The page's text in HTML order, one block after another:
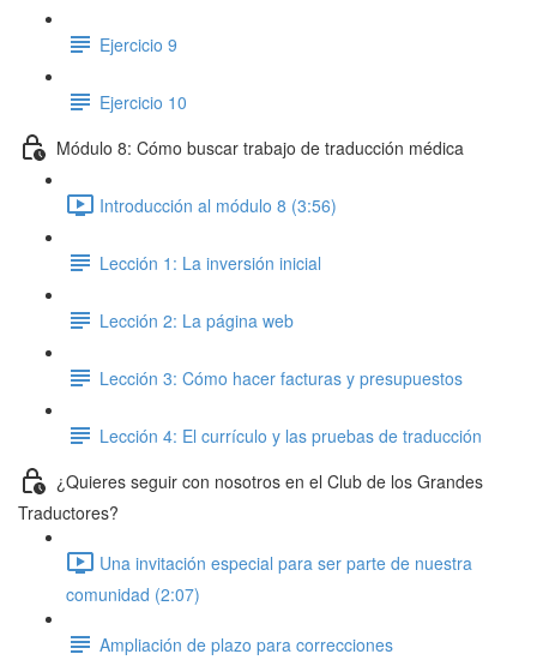
Ejercicio 9
Ejercicio 10
Módulo 8: Cómo buscar trabajo de traducción médica
Introducción al módulo 8 (3:56)
Lección 1: La inversión inicial
Lección 2: La página web
Lección 3: Cómo hacer facturas y presupuestos
Lección 4: El currículo y las pruebas de traducción
¿Quieres seguir con nosotros en el Club de los Grandes
Traductores?
Una invitación especial para ser parte de nuestra
comunidad (2:07)
Ampliación de plazo para correcciones